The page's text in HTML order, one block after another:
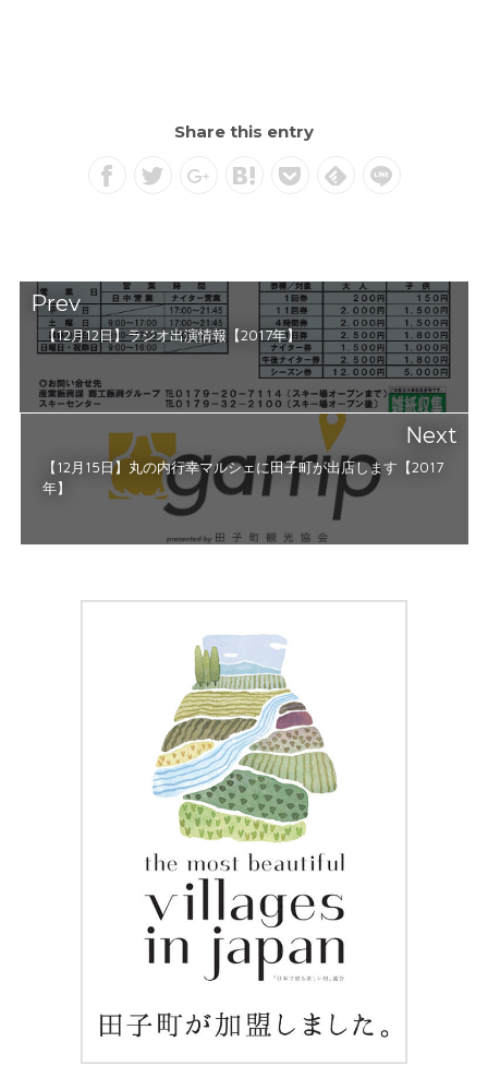
Share this entry
Prev
【12月12日】ラジオ出演情報【2017年】
Next
【12月15日】丸の内行幸マルシェに田子町が出店します【2017
年】